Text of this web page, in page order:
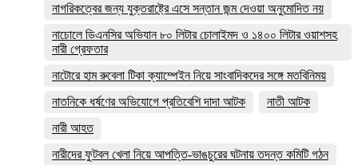
নাগরিকত্বের জন্য যুক্তরাষ্ট্রে এসে সন্তান জন্ম দেওয়া অনুমোদিত নয়
নাচোলে ডিএনসির অভিযান ৮০ লিটার চোলাইমদ ও ১৪০০ লিটার ওয়াশসহ
নারী গ্রেফতার
নাটোরে হাম রুবেলা টিকা ক্যাম্পেইন নিয়ে সাংবাদিকদের সঙ্গে মতবিনিময়
নাতনিকে ধর্ষণের অভিযোগে প্রতিবেশি দাদা আটক
নাতী আটক
নারী আহত
নারীদের ফুটবল খেলা নিয়ে আপত্তি-ভাঙচুরের ঘটনায় তদন্ত কমিটি গঠন